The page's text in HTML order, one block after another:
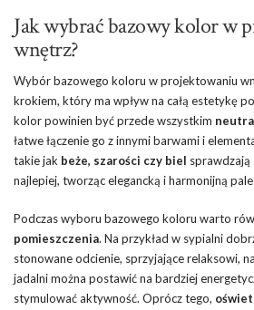
Jak wybrać bazowy kolor w
wnętrz?
Wybór bazowego koloru w projektowaniu
krokiem, który ma wpływ na całą estetykę
kolor powinien być przede wszystkim
łatwe łączenie go z innymi barwami i
takie jak beże, szarości czy biel
najlepiej, tworząc elegancką i harmonijną
Podczas wyboru bazowego koloru warto
pomieszczenia. Na przykład w sypialni
stonowane odcienie, sprzyjające relaksowi,
jadalni można postawić na bardziej
stymulować aktywność. Oprócz tego,